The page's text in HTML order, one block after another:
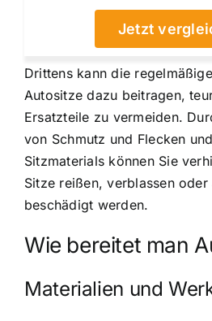
Jetzt
Drittens kann die
Autositze dazu beitragen,
Ersatzteile zu vermeiden.
von Schmutz und Flecken
Sitzmaterials können Sie
Sitze reißen, verblassen
beschädigt werden.
Wie bereitet man
Materialien und